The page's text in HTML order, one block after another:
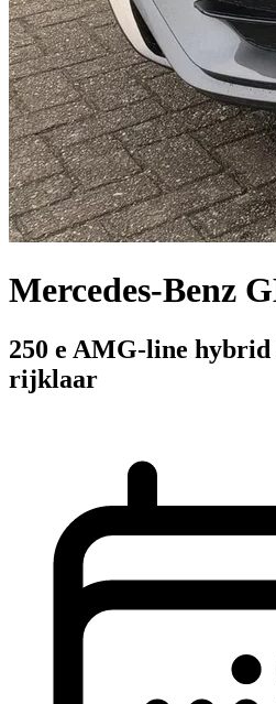
Mercedes-Benz
250 e AMG-line hybrid
rijklaar